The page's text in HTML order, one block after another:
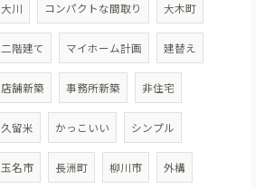
大川 コンパクトな間取り 大木町
二階建て マイホーム計画 建替え
店舗新築 事務所新築 非住宅
久留米 かっこいい シンプル
玉名市 長洲町 柳川市 外構